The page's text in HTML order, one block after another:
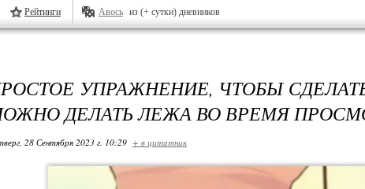
Рейтинги Авось из (+ сутки) дневников
УПРАЖНЕНИЕ, ЧТОБЫ
ДЕЛАТЬ ЛЕЖА ВО ВРЕМЯ
28 Сентября 2023 г. 10:29 + в цитатник